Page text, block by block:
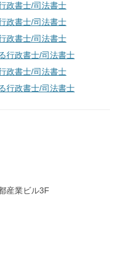
政書士/司法書士
政書士/司法書士
政書士/司法書士
行政書士/司法書士
政書士/司法書士
行政書士/司法書士
産業ビル3F